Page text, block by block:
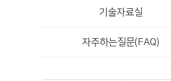
기술자료실
자주하는질문(FAQ)